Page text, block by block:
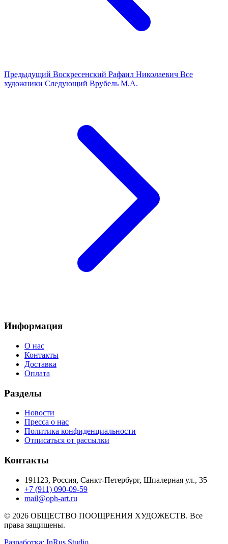
Предыдущий Воскресенский Рафаил Николаевич Все
художники Следующий Врубель М.А.
Информация
О нас
Контакты
Доставка
Оплата
Разделы
Новости
Пресса о нас
Политика конфиденциальности
Отписаться от рассылки
Контакты
191123, Россия, Санкт-Петербург, Шпалерная ул., 35
+7 (911) 090-09-59
mail@oph-art.ru
© 2026 ОБЩЕСТВО ПООЩРЕНИЯ ХУДОЖЕСТВ. Все
права защищены.
Разработка: InRus Studio